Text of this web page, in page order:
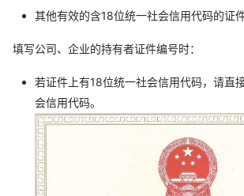
其他有效的含18位统一社会信用代码的证
填写公司、企业的持有者证件编号时：
若证件上有18位统一社会信用代码，请直
会信用代码。